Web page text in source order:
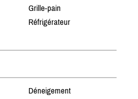
Grille-pain
Réfrigérateur
Déneigement